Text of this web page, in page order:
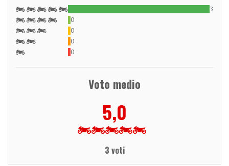
3
0
0
0
0
Voto medio
5,0
3 voti